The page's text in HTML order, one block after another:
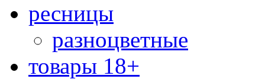
ресницы
разноцветные
товары 18+